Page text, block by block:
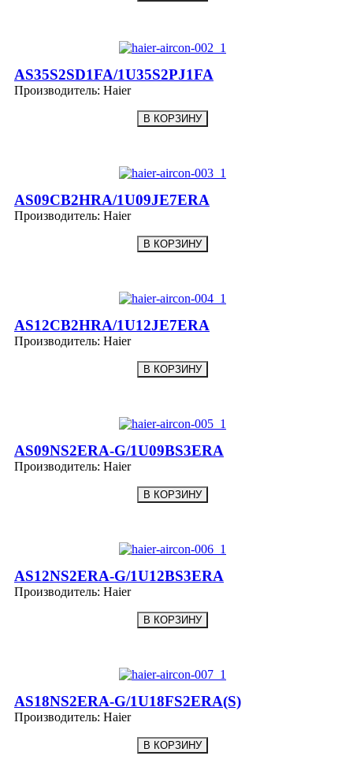
AS35S2SD1FA/1U35S2PJ1FA
Производитель: Haier
AS09CB2HRA/1U09JE7ERA
Производитель: Haier
AS12CB2HRA/1U12JE7ERA
Производитель: Haier
AS09NS2ERA-G/1U09BS3ERA
Производитель: Haier
AS12NS2ERA-G/1U12BS3ERA
Производитель: Haier
AS18NS2ERA-G/1U18FS2ERA(S)
Производитель: Haier